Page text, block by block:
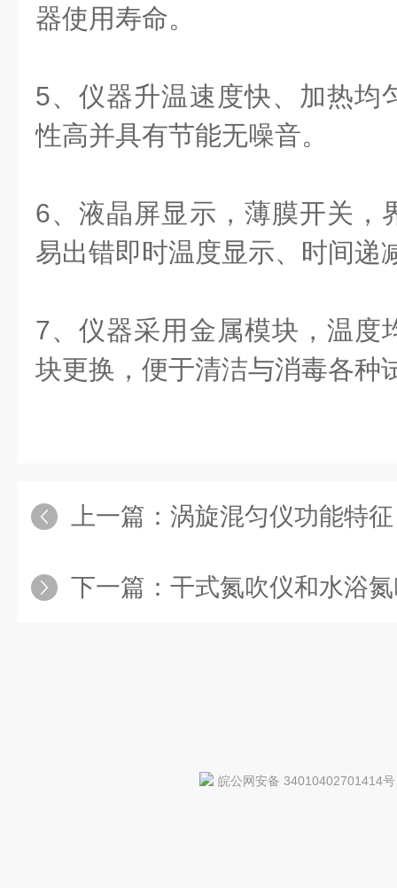
器使用寿命。
5、仪器升温速度快、加热均
性高并具有节能无噪音。
6、液晶屏显示，薄膜开关，
易出错即时温度显示、时间递
7、仪器采用金属模块，温度
块更换，便于清洁与消毒各种
上一篇： 涡旋混匀仪功能特征
下一篇： 干式氮吹仪和水浴氮吹
皖公网安备 34010402701414号